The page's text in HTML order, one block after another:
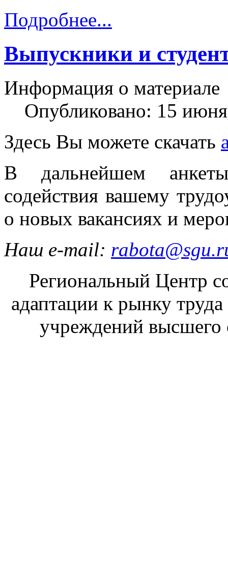
Подробнее...
Выпускники и
Информация о материале
Опубликовано: 15
Здесь Вы можете скачать
В дальнейшем
содействия вашему
о новых вакансиях и
Наш e-mail:
Региональный Центр
адаптации к рынку
учреждений